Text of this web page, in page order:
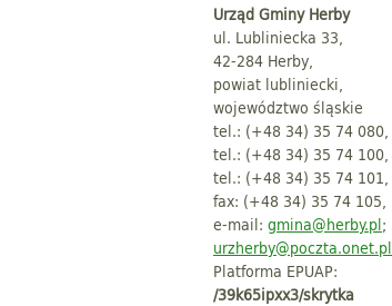
Urząd Gminy Herby
ul. Lubliniecka 33,
42-284 Herby,
powiat lubliniecki,
województwo śląskie
tel.: (+48 34) 35 74 080,
tel.: (+48 34) 35 74 100,
tel.: (+48 34) 35 74 101,
fax: (+48 34) 35 74 105,
e-mail: gmina@herby.pl;
urzherby@poczta.onet.pl
Platforma EPUAP:
/39k65ipxx3/skrytka